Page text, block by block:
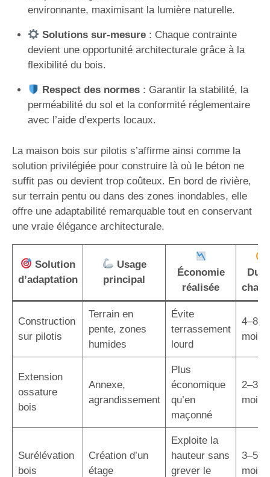
environnante, maximisant la lumière naturelle.
Solutions sur-mesure: Chaque contrainte
devient une opportunité architecturale grâce à la
flexibilité du bois.
Respect des normes: Garantir la stabilité, la
perméabilité du sol et la conformité réglementaire
avec l’aide d’experts locaux.
La maison bois sur pilotis s’affirme ainsi comme la
solution privilégiée pour construire là où le béton ne
suffit pas ou devient trop coûteux. En bord de rivière,
sur terrain pentu ou dans des zones inondables, elle
offre une adaptabilité remarquable tout en conservant
une vraie élégance architecturale.
Solution
d’adaptation
Usage
principal
Économie
réalisée
Construction
sur pilotis
Terrain en
pente, zones
humides
Évite
terrassement
lourd
4–8
mois
Extension
ossature
bois
Annexe,
agrandissement
Plus
économique
qu’en
maçonné
2–3
mois
Surélévation
bois
Création d’un
étage
Exploite la
hauteur sans
grever le
3–5
mois